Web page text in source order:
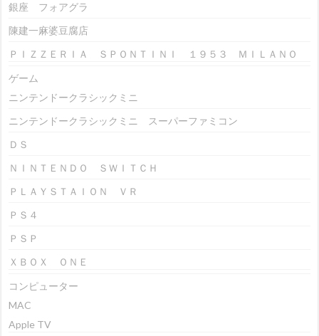
銀座 フォアグラ
陳建一麻婆豆腐店
ＰＩＺＺＥＲＩＡ ＳＰＯＮＴＩＮＩ １９５３ ＭＩＬＡＮＯ
ゲーム
ニンテンドークラシックミニ
ニンテンドークラシックミニ スーパーファミコン
ＤＳ
ＮＩＮＴＥＮＤＯ ＳＷＩＴＣＨ
ＰＬＡＹＳＴＡＩＯＮ ＶＲ
ＰＳ４
ＰＳＰ
ＸＢＯＸ ＯＮＥ
コンピューター
MAC
Apple TV